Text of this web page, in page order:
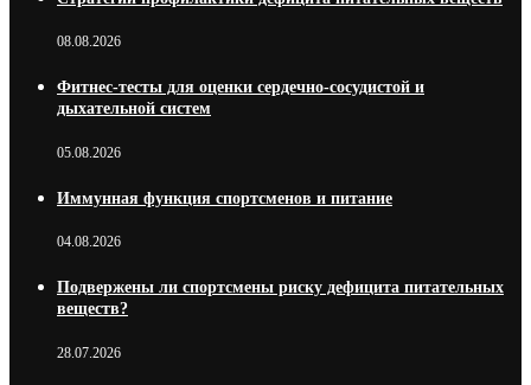
08.08.2026
Фитнес-тесты для оценки сердечно-сосудистой и
дыхательной систем
05.08.2026
Иммунная функция спортсменов и питание
04.08.2026
Подвержены ли спортсмены риску дефицита питательных
веществ?
28.07.2026